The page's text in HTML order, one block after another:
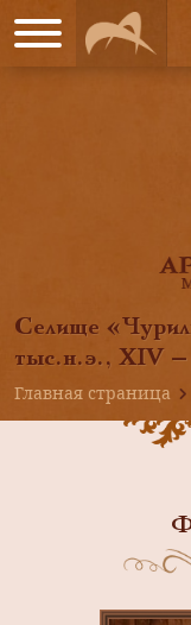
Селище
тыс.н.э., XIV
Главная страница